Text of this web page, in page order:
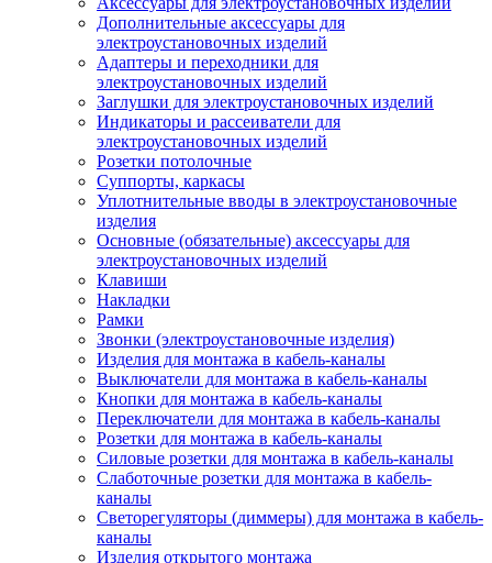
Дополнительные аксессуары для
электроустановочных изделий
Адаптеры и переходники для
электроустановочных изделий
Заглушки для электроустановочных изделий
Индикаторы и рассеиватели для
электроустановочных изделий
Розетки потолочные
Суппорты, каркасы
Уплотнительные вводы в электроустановочные
изделия
Основные (обязательные) аксессуары для
электроустановочных изделий
Клавиши
Накладки
Рамки
Звонки (электроустановочные изделия)
Изделия для монтажа в кабель-каналы
Выключатели для монтажа в кабель-каналы
Кнопки для монтажа в кабель-каналы
Переключатели для монтажа в кабель-каналы
Розетки для монтажа в кабель-каналы
Силовые розетки для монтажа в кабель-каналы
Слаботочные розетки для монтажа в кабель-
каналы
Светорегуляторы (диммеры) для монтажа в кабель-
каналы
Изделия открытого монтажа